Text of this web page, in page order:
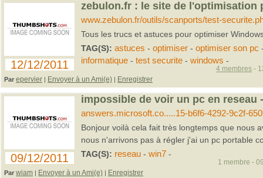
12/12/2011
zebulon.fr : le site de l'optimisation
www.zebulon.fr/outils/scanports/test-
Tous les trucs et astuces pour optimiser
TAG(S): astuces - optimiser- optimiser son pc
informatique- test securite- windows -
Par epervier | Envoyer à un Ami(e) | Enregistrer
4 membres -
09/12/2011
impossible de voir un pc en reseau
answers.microsoft.co.....15-b6f6-4292-9c2f-
Bonjour voilà cela fait très longtemps que nous
nous n'arrivons pas à régler j'ai un pc portable
TAG(S): reseau- win7-
Par wiam | Envoyer à un Ami(e) | Enregistrer
1 membre -